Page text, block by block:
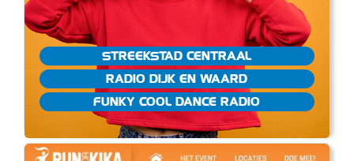
STREEKSTAD CENTRAAL
RADIO DIJK EN WAARD
FUNKY COOL DANCE RADIO